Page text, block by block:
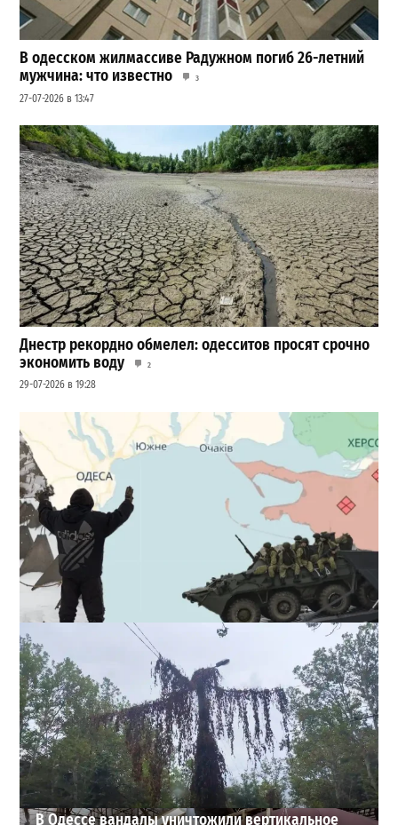
В одесском жилмассиве Радужном погиб 26-летний
мужчина: что известно
3
27-07-2026 в 13:47
Днестр рекордно обмелел: одесситов просят срочно
экономить воду
2
29-07-2026 в 19:28
Полковник ВСУ рассказал, выдержит ли Одесса
новое наступление
2
27-07-2026 в 11:19
ВИБОР РЕДАКЦИИ
В Одессе вандалы уничтожили вертикальное